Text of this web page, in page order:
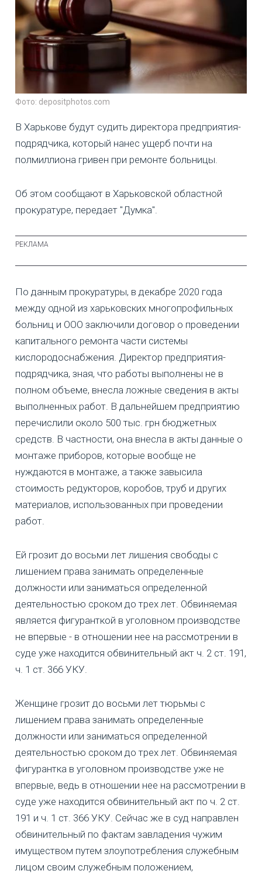
Фото: depositphotos.com
В Харькове будут судить директора предприятия-
подрядчика, который нанес ущерб почти на
полмиллиона гривен при ремонте больницы.
Об этом сообщают в Харьковской областной
прокуратуре, передает "Думка".
По данным прокуратуры, в декабре 2020 года
между одной из харьковских многопрофильных
больниц и ООО заключили договор о проведении
капитального ремонта части системы
кислородоснабжения. Директор предприятия-
подрядчика, зная, что работы выполнены не в
полном объеме, внесла ложные сведения в акты
выполненных работ. В дальнейшем предприятию
перечислили около 500 тыс. грн бюджетных
средств. В частности, она внесла в акты данные о
монтаже приборов, которые вообще не
нуждаются в монтаже, а также завысила
стоимость редукторов, коробов, труб и других
материалов, использованных при проведении
работ.
Ей грозит до восьми лет лишения свободы с
лишением права занимать определенные
должности или заниматься определенной
деятельностью сроком до трех лет. Обвиняемая
является фигуранткой в уголовном производстве
не впервые - в отношении нее на рассмотрении в
суде уже находится обвинительный акт ч. 2 ст. 191,
ч. 1 ст. 366 УКУ.
Женщине грозит до восьми лет тюрьмы с
лишением права занимать определенные
должности или заниматься определенной
деятельностью сроком до трех лет. Обвиняемая
фигурантка в уголовном производстве уже не
впервые, ведь в отношении нее на рассмотрении в
суде уже находится обвинительный акт по ч. 2 ст.
191 и ч. 1 ст. 366 УКУ. Сейчас же в суд направлен
обвинительный по фактам завладения чужим
имуществом путем злоупотребления служебным
лицом своим служебным положением,